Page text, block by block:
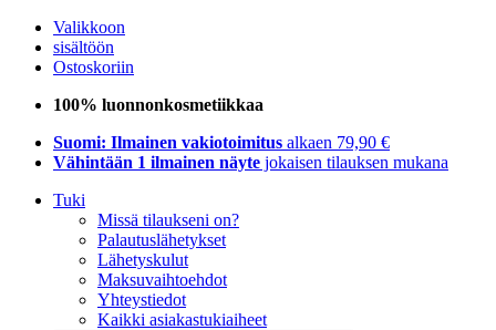
Valikkoon
sisältöön
Ostoskoriin
100% luonnonkosmetiikkaa
Suomi: Ilmainen vakiotoimitus alkaen 79,90 €
Vähintään 1 ilmainen näyte jokaisen tilauksen mukana
Tuki
Missä tilaukseni on?
Palautuslähetykset
Lähetyskulut
Maksuvaihtoehdot
Yhteystiedot
Kaikki asiakastukiaiheet